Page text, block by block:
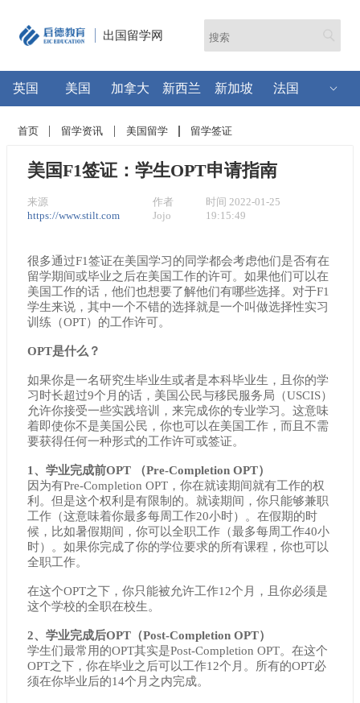
出国留学网
英国 美国 加拿大 新西兰 新加坡 法国
首页 留学资讯 美国留学 留学签证
美国F1签证：学生OPT申请指南
来源
https://www.stilt.com
作者
Jojo
时间 2022-01-25
19:15:49
很多通过F1签证在美国学习的同学都会考虑他们是否有在
留学期间或毕业之后在美国工作的许可。如果他们可以在
美国工作的话，他们也想要了解他们有哪些选择。对于F1
学生来说，其中一个不错的选择就是一个叫做选择性实习
训练（OPT）的工作许可。
OPT是什么？
如果你是一名研究生毕业生或者是本科毕业生，且你的学
习时长超过9个月的话，美国公民与移民服务局（USCIS）
允许你接受一些实践培训，来完成你的专业学习。这意味
着即使你不是美国公民，你也可以在美国工作，而且不需
要获得任何一种形式的工作许可或签证。
1、学业完成前OPT （Pre-Completion OPT）
因为有Pre-Completion OPT，你在就读期间就有工作的权
利。但是这个权利是有限制的。就读期间，你只能够兼职
工作（这意味着你最多每周工作20小时）。在假期的时
候，比如暑假期间，你可以全职工作（最多每周工作40小
时）。如果你完成了你的学位要求的所有课程，你也可以
全职工作。
在这个OPT之下，你只能被允许工作12个月，且你必须是
这个学校的全职在校生。
2、学业完成后OPT（Post-Completion OPT）
学生们最常用的OPT其实是Post-Completion OPT。在这个
OPT之下，你在毕业之后可以工作12个月。所有的OPT必
须在你毕业后的14个月之内完成。